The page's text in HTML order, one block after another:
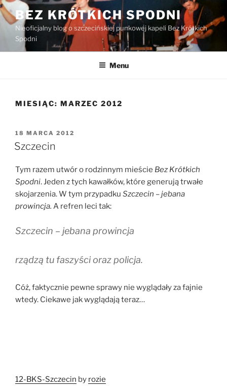
Przejdź
do
treści
BEZ KRÓTKICH SPODNI
Nieoficjalny blog o szczecińskiej punkowej kapeli Bez Krótkich
Spodni
Menu
MIESIĄC: MARZEC 2012
OPUBLIKOWANE
W
18 MARCA 2012
Szczecin
Tym razem utwór o rodzinnym mieście Bez Krótkich
Spodni. Jeden z tych kawałków, które generują trwałe
skojarzenia. W tym przypadku Szczecin – jebana
prowincja. A refren leci tak:
Szczecin – jebana prowincja
rządzą tu faszyści oraz policja.
Cóż, faktycznie pewne sprawy nie wyglądały za fajnie
wtedy. Ciekawe jak wyglądają teraz…
12-BKS-Szczecin by rozie